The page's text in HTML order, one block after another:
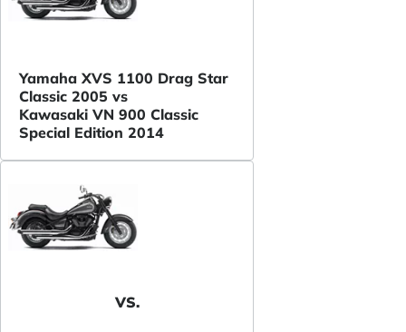
Yamaha XVS 1100 Drag Star
Classic 2005 vs
Kawasaki VN 900 Classic
Special Edition 2014
VS.